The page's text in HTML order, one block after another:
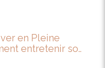
en Pleine